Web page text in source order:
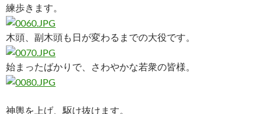
練歩きます。
木頭、副木頭も日が変わるまでの大役です。
始まったばかりで、さわやかな若衆の皆様。
神輿を上げ、駆け抜けます。